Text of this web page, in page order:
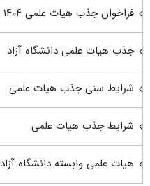
فراخوان جذب هیات علمی ۱۴۰۴
جذب هیات علمی دانشگاه آزاد
شرایط سنی جذب هیات علمی
شرایط جذب هیات علمی
هیات علمی وابسته دانشگاه آزاد